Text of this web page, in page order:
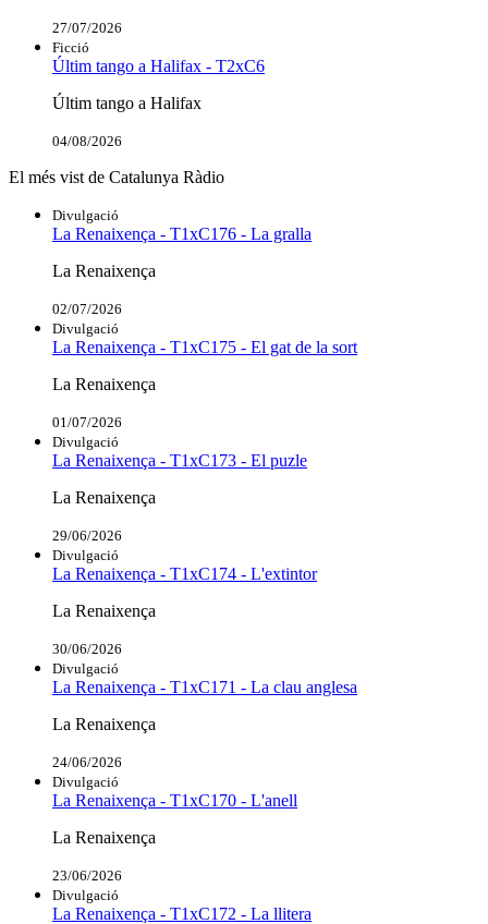
27/07/2026
Ficció
Últim tango a Halifax - T2xC6
Últim tango a Halifax
04/08/2026
El més vist de Catalunya Ràdio
Divulgació
La Renaixença - T1xC176 - La gralla
La Renaixença
02/07/2026
Divulgació
La Renaixença - T1xC175 - El gat de la sort
La Renaixença
01/07/2026
Divulgació
La Renaixença - T1xC173 - El puzle
La Renaixença
29/06/2026
Divulgació
La Renaixença - T1xC174 - L'extintor
La Renaixença
30/06/2026
Divulgació
La Renaixença - T1xC171 - La clau anglesa
La Renaixença
24/06/2026
Divulgació
La Renaixença - T1xC170 - L'anell
La Renaixença
23/06/2026
Divulgació
La Renaixença - T1xC172 - La llitera